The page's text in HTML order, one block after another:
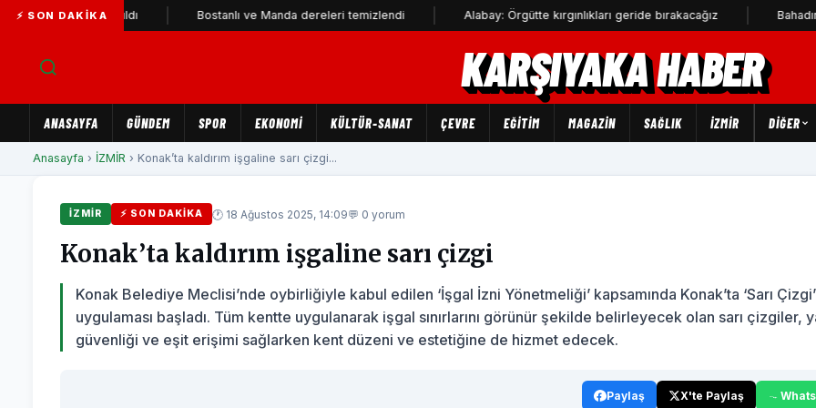
⚡ SON DAKIKA
Parti'ye katıldı Bostanlı ve Manda dereleri temizlendi Alabay: Örgütte kırgınlıkları geride bırakacağız Bahadır Kul:
KARŞIYAKA HABER
ANASAYFA GÜNDEM SPOR EKONOMİ KÜLTÜR-SANAT ÇEVRE EĞİTİM MAGAZİN SAĞLIK İZMİR DIĞER
Anasayfa › İZMİR › Konak’ta kaldırım işgaline sarı çizgi...
İZMİR ⚡ SON DAKIKA 🕐 18 Ağustos 2025, 14:09💬 0 yorum
Konak’ta kaldırım işgaline sarı çizgi
Konak Belediye Meclisi’nde oybirliğiyle kabul edilen ‘İşgal İzni Yönetmeliği’ kapsamında Konak’ta ‘Sarı Çizgi’
uygulaması başladı. Tüm kentte uygulanarak işgal sınırlarını görünür şekilde belirleyecek olan sarı çizgiler,
güvenliği ve eşit erişimi sağlarken kent düzeni ve estetiğine de hizmet edecek.
Paylaş X'te Paylaş